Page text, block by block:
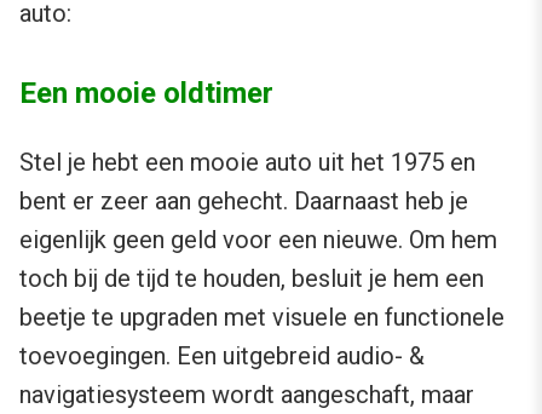
auto:
Een mooie oldtimer
Stel je hebt een mooie auto uit het 1975 en
bent er zeer aan gehecht. Daarnaast heb je
eigenlijk geen geld voor een nieuwe. Om hem
toch bij de tijd te houden, besluit je hem een
beetje te upgraden met visuele en functionele
toevoegingen. Een uitgebreid audio- &
navigatiesysteem wordt aangeschaft, maar